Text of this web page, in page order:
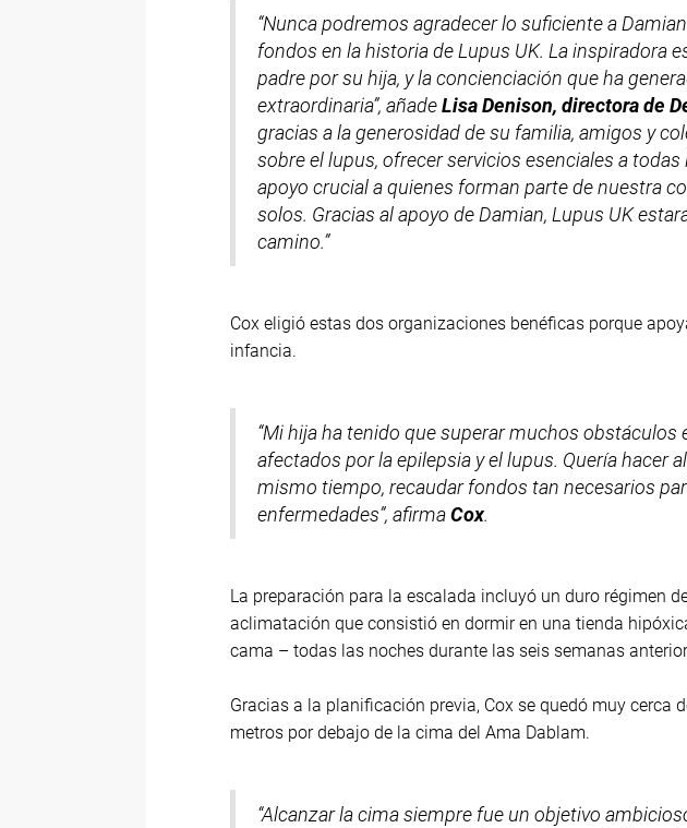
“Nunca podremos agradecer lo suficiente a
fondos en la historia de Lupus UK. La inspiradora
padre por su hija, y la concienciación que ha
extraordinaria”, añadeLisa Denison, directora de
gracias a la generosidad de su familia, amigos y
sobre el lupus, ofrecer servicios esenciales a
apoyo crucial a quienes forman parte de nuestra
solos. Gracias al apoyo de Damian, Lupus UK
camino.”
Cox eligió estas dos organizaciones benéficas porque
infancia.
“Mi hija ha tenido que superar muchos
afectados por la epilepsia y el lupus. Quería hacer
mismo tiempo, recaudar fondos tan necesarios
enfermedades”, afirmaCox.
La preparación para la escalada incluyó un duro régimen
aclimatación que consistió en dormir en una tienda
cama – todas las noches durante las seis semanas
Gracias a la planificación previa, Cox se quedó muy
metros por debajo de la cima del Ama Dablam.
“Alcanzar la cima siempre fue un objetivo